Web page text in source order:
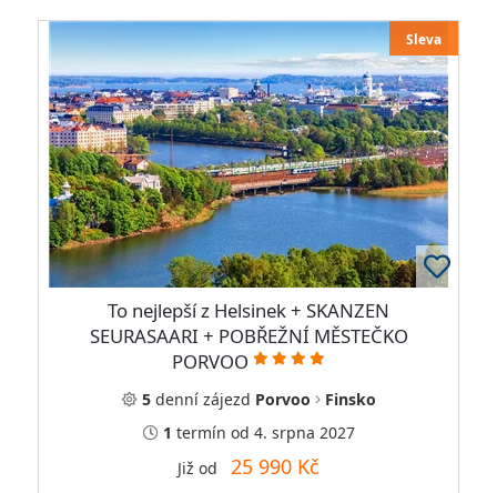
Sleva
To nejlepší z Helsinek + SKANZEN
SEURASAARI + POBŘEŽNÍ MĚSTEČKO
PORVOO
5dennízájezd Porvoo
Finsko
1 termín od 4. srpna 2027
Již od 25 990 Kč